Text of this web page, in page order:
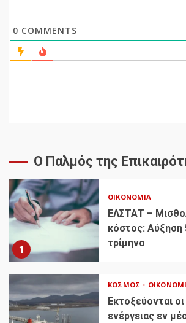
0 COMMENTS
Ο Παλμός της
1
ΟΙΚΟΝΟΜΊΑ
ΕΛΣΤΑΤ –
κόστος: Αύξηση
τρίμηνο
ΚΌΣΜΟΣ
Εκτοξεύονται
ενέργειας εν